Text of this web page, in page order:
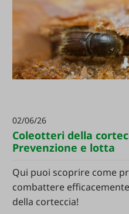
02/06/26
Coleotteri della
Prevenzione e lotta
Qui puoi scoprire come
combattere
della corteccia!